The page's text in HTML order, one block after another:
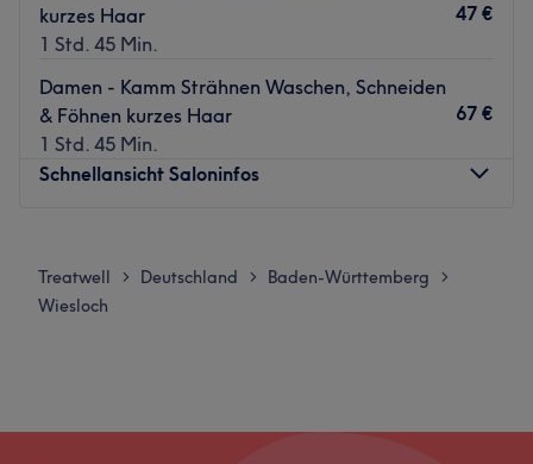
kurzes Haar
1 Std. 45 Min.
47 €
Damen - Kamm Strähnen Waschen, Schneiden
& Föhnen kurzes Haar
1 Std. 45 Min.
67 €
Schnellansicht Saloninfos
Dienstag
09:00
18:00
Mittwoch
Treatwell > Deutschland > Baden-Württemberg >
Wiesloch